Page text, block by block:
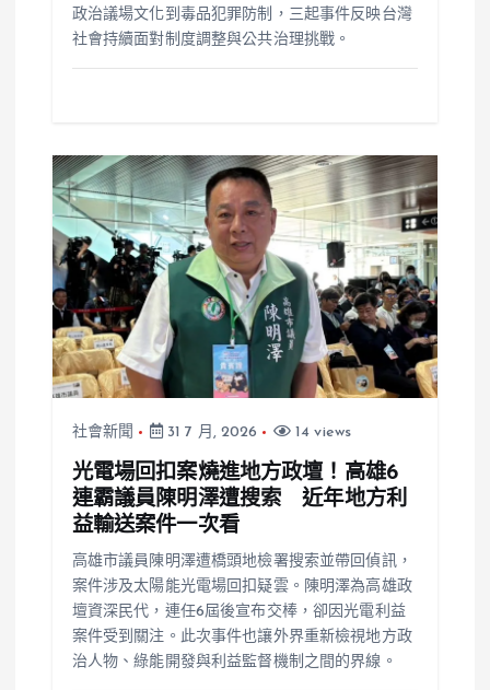
政治議場文化到毒品犯罪防制，三起事件反映台灣
社會持續面對制度調整與公共治理挑戰。
社會新聞 31 7 月, 2026 14 views
光電場回扣案燒進地方政壇！高雄6
連霸議員陳明澤遭搜索 近年地方利
益輸送案件一次看
高雄市議員陳明澤遭橋頭地檢署搜索並帶回偵訊，
案件涉及太陽能光電場回扣疑雲。陳明澤為高雄政
壇資深民代，連任6屆後宣布交棒，卻因光電利益
案件受到關注。此次事件也讓外界重新檢視地方政
治人物、綠能開發與利益監督機制之間的界線。